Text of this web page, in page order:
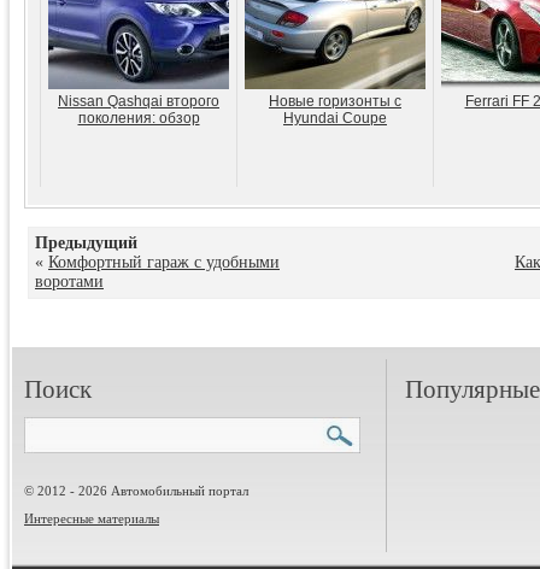
Nissan Qashqai второго
поколения: обзор
Новые горизонты с
Hyundai Coupe
Ferrari FF
Предыдущий
« Комфортный гараж с удобными
воротами
Поиск
© 2012 - 2026 Автомобильный портал
Интересные материалы
Популярные